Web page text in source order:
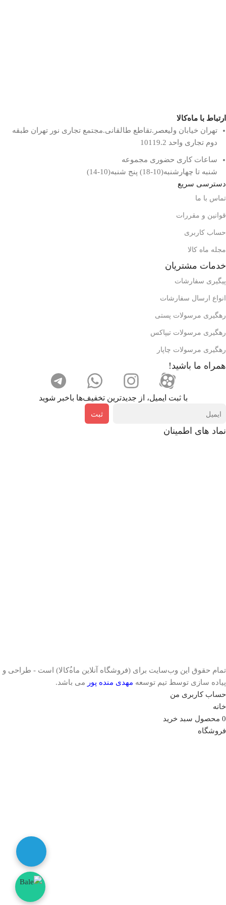
ارتباط با ماه‌کالا
تهران خیابان ولیعصر.تقاطع طالقانی.مجتمع تجاری نور تهران طبقه
دوم تجاری واحد 10119.2
ساعات کاری حضوری مجموعه
شنبه تا چهارشنبه(10-18) پنج شنبه(10-14)
دسترسی سریع
تماس با ما
قوانین و مقررات
حساب کاربری
مجله ماه کالا
خدمات مشتریان
پیگیری سفارشات
انواع ارسال سفارشات
رهگیری مرسولات پستی
رهگیری مرسولات تیپاکس
رهگیری مرسولات چاپار
همراه ما باشید!
با ثبت ایمیل، از جدید‌ترین تخفیف‌ها با‌خبر شوید
ثبت
نماد های اطمینان
تمام حقوق اين وب‌سايت برای (فروشگاه آنلاین ماه‌‌‌‌‌‌ُکالا) است - طراحی و
پیاده سازی توسط تیم توسعه مهدی منده پور می باشد.
حساب کاربری من
خانه
0 محصول سبد خرید
فروشگاه